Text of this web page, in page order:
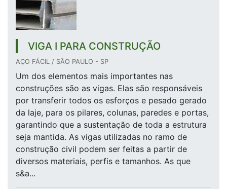
VIGA I PARA CONSTRUÇÃO
AÇO FÁCIL / SÃO PAULO - SP
Um dos elementos mais importantes nas
construções são as vigas. Elas são responsáveis
por transferir todos os esforços e pesado gerado
da laje, para os pilares, colunas, paredes e portas,
garantindo que a sustentação de toda a estrutura
seja mantida. As vigas utilizadas no ramo de
construção civil podem ser feitas a partir de
diversos materiais, perfis e tamanhos. As que
s&a...